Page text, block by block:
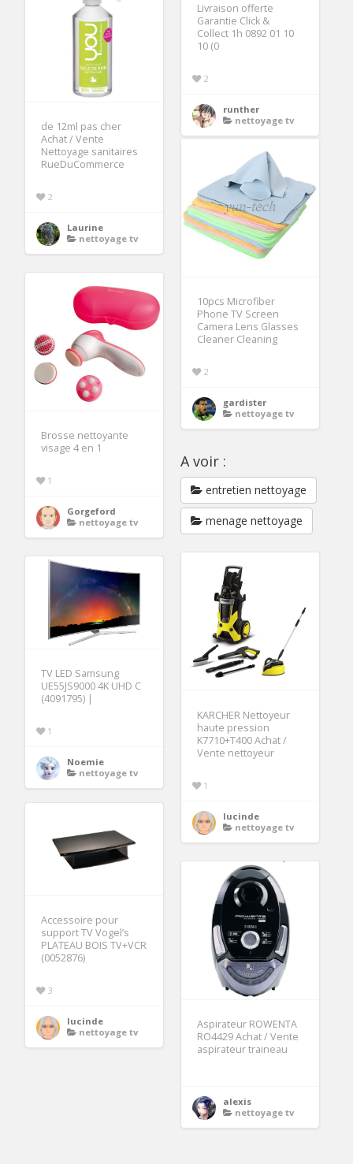
Livraison offerte
Garantie Click &
Collect 1h 0892 01 10
10 (0
2
runther
nettoyage tv
de 12ml pas cher
Achat / Vente
Nettoyage sanitaires
RueDuCommerce
2
Laurine
nettoyage tv
10pcs Microfiber
Phone TV Screen
Camera Lens Glasses
Cleaner Cleaning
2
gardister
nettoyage tv
Brosse nettoyante
visage 4 en 1
1
Gorgeford
nettoyage tv
A voir :
entretien nettoyage
menage nettoyage
KARCHER Nettoyeur
haute pression
K7710+T400 Achat /
Vente nettoyeur
1
lucinde
nettoyage tv
TV LED Samsung
UE55JS9000 4K UHD C
(4091795) |
1
Noemie
nettoyage tv
Accessoire pour
support TV Vogel’s
PLATEAU BOIS TV+VCR
(0052876)
3
lucinde
nettoyage tv
Aspirateur ROWENTA
RO4429 Achat / Vente
aspirateur traineau
alexis
nettoyage tv